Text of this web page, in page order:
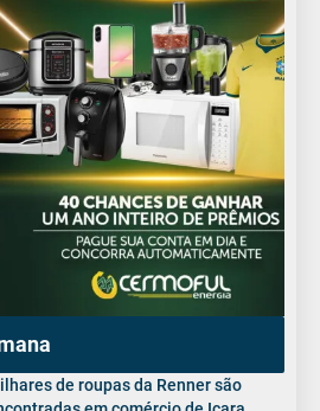
de roupas da Renner são